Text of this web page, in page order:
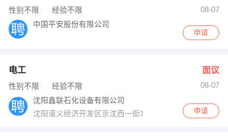
性别不限 经验不限
08-07
中国平安股份有限公司
申请
电工 面议
性别不限 经验不限
08-07
沈阳鑫联石化设备有限公司
沈阳道义经济开发区京沈西一街1-1号
申请